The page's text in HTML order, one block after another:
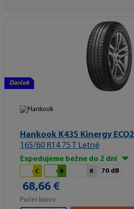
Darček
Hankook K435 Kinergy ECO2
165/60 R14 75 T Letné
Expedujeme bežne do 2 dní
C B B 70 dB
68,66 €
Počet kusov: